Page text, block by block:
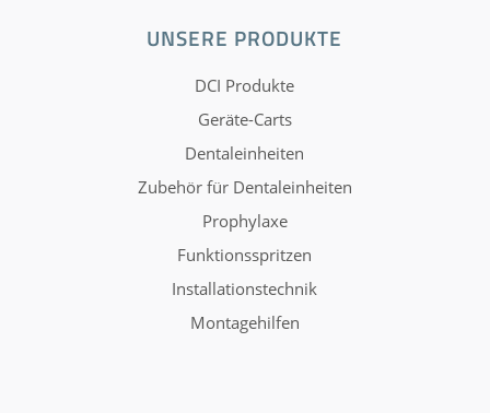
UNSERE PRODUKTE
DCI Produkte
Geräte-Carts
Dentaleinheiten
Zubehör für Dentaleinheiten
Prophylaxe
Funktionsspritzen
Installationstechnik
Montagehilfen